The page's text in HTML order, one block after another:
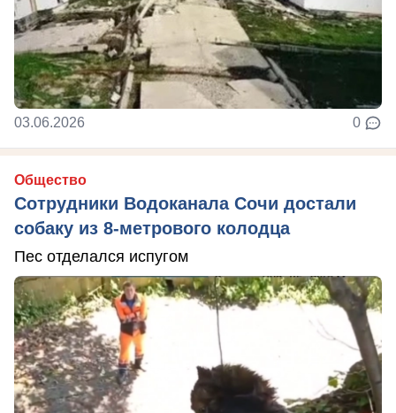
03.06.2026 0
Общество
Сотрудники Водоканала Сочи достали
собаку из 8-метрового колодца
Пес отделался испугом